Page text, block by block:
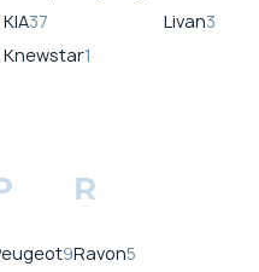
KIA37
Knewstar1
Livan3
9
R
Ravon5